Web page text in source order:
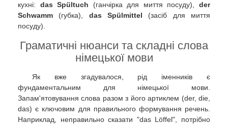
кухні: das Spültuch (ганчірка для миття посуду),der
Schwamm (губка), das Spülmittel (засіб для миття
посуду).
Граматичні нюанси та складні слова
німецької мови
Як вже згадувалося, рід іменників є
фундаментальним для німецької мови.
Запам'ятовування слова разом з його артиклем (der, die,
das) є ключовим для правильного формування речень.
Наприклад, неправильно сказати "das Löffel", потрібно